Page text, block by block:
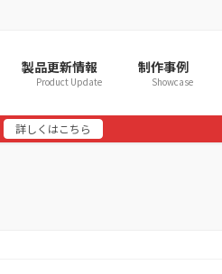
製品更新情報
Product Update
制作事例
Showcase
詳しくはこちら